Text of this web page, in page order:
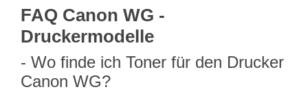
FAQ Canon WG -
Druckermodelle
- Wo finde ich Toner für den Drucker
Canon WG?